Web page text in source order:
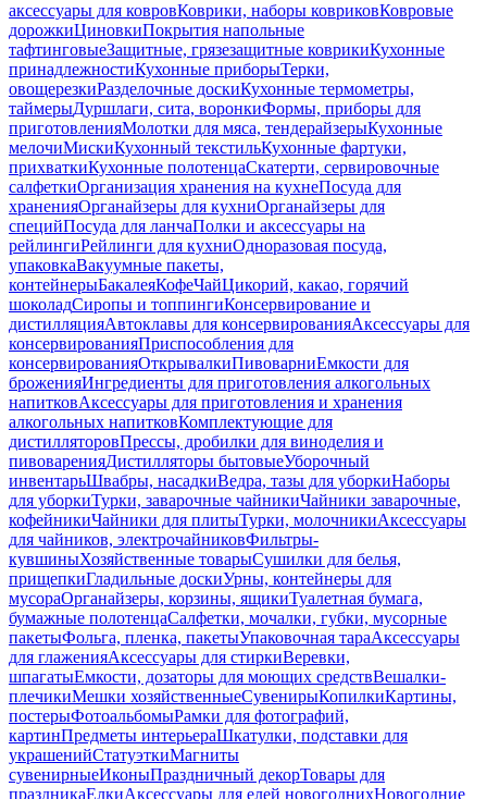
аксессуары для ковровКоврики, наборы ковриковКовровые
дорожкиЦиновкиПокрытия напольные
тафтинговыеЗащитные, грязезащитные коврикиКухонные
принадлежностиКухонные приборыТерки,
овощерезкиРазделочные доскиКухонные термометры,
таймерыДуршлаги, сита, воронкиФормы, приборы для
приготовленияМолотки для мяса, тендерайзерыКухонные
мелочиМискиКухонный текстильКухонные фартуки,
прихваткиКухонные полотенцаСкатерти, сервировочные
салфеткиОрганизация хранения на кухнеПосуда для
храненияОрганайзеры для кухниОрганайзеры для
специйПосуда для ланчаПолки и аксессуары на
рейлингиРейлинги для кухниОдноразовая посуда,
упаковкаВакуумные пакеты,
контейнерыБакалеяКофеЧайЦикорий, какао, горячий
шоколадСиропы и топпингиКонсервирование и
дистилляцияАвтоклавы для консервированияАксессуары для
консервированияПриспособления для
консервированияОткрывалкиПивоварниЕмкости для
броженияИнгредиенты для приготовления алкогольных
напитковАксессуары для приготовления и хранения
алкогольных напитковКомплектующие для
дистилляторовПрессы, дробилки для виноделия и
пивоваренияДистилляторы бытовыеУборочный
инвентарьШвабры, насадкиВедра, тазы для уборкиНаборы
для уборкиТурки, заварочные чайникиЧайники заварочные,
кофейникиЧайники для плитыТурки, молочникиАксессуары
для чайников, электрочайниковФильтры-
кувшиныХозяйственные товарыСушилки для белья,
прищепкиГладильные доскиУрны, контейнеры для
мусораОрганайзеры, корзины, ящикиТуалетная бумага,
бумажные полотенцаСалфетки, мочалки, губки, мусорные
пакетыФольга, пленка, пакетыУпаковочная тараАксессуары
для глаженияАксессуары для стиркиВеревки,
шпагатыЕмкости, дозаторы для моющих средствВешалки-
плечикиМешки хозяйственныеСувенирыКопилкиКартины,
постерыФотоальбомыРамки для фотографий,
картинПредметы интерьераШкатулки, подставки для
украшенийСтатуэткиМагниты
сувенирныеИконыПраздничный декорТовары для
праздникаЕлкиАксессуары для елей новогоднихНовогодние